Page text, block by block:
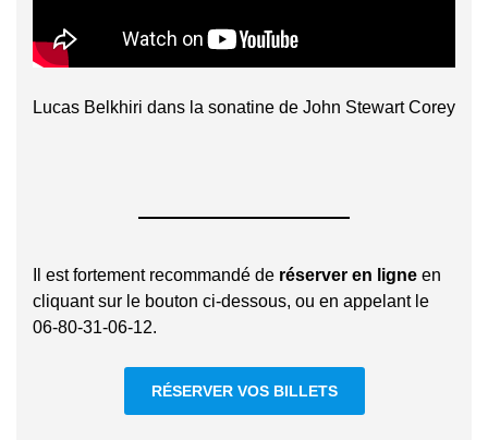
Lucas Belkhiri dans la sonatine de John Stewart Corey
Il est fortement recommandé de réserver en ligne en
cliquant sur le bouton ci-dessous, ou en appelant le
06-80-31-06-12.
RÉSERVER VOS BILLETS